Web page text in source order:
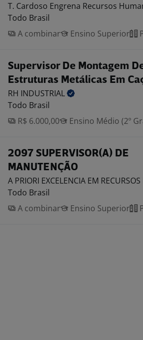
T. Cardoso Engrena Recursos
Todo Brasil
A combinar
Ensino Superior
Supervisor De Montagem
Estruturas Metálicas Em
RH INDUSTRIAL
Todo Brasil
R$ 6.000,00
Ensino Médio (2º
2097 SUPERVISOR(A) DE
MANUTENÇÃO
A PRIORI EXCELENCIA EM RECURSOS
Todo Brasil
A combinar
Ensino Superior